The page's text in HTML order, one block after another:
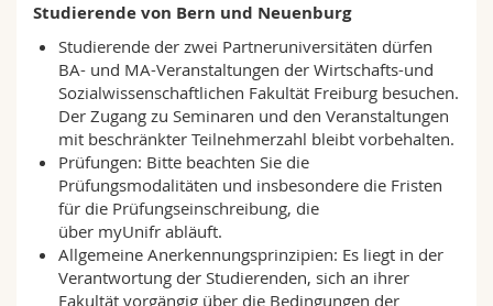
Finanzwirtschaftslehre zur
Anrechenbarkeit für 2023/2024
Data&Eco und Master in
Volkswirtschaftslehre für 2023/2024
2022/2023
Management, Rechnungslegung, des
Controllings und der
Finanzwirtschaftslehre zur
Anrechenbarkeit für 2022/2023
Data&Eco und Master in
Volkswirtschaftslehre für 2022/2023
Studierende von Bern und Neuenburg
Studierende der zwei Partneruniversitäten dürfen
BA- und MA-Veranstaltungen der Wirtschafts-und
Sozialwissenschaftlichen Fakultät Freiburg besuchen.
Der Zugang zu Seminaren und den Veranstaltungen
mit beschränkter Teilnehmerzahl bleibt vorbehalten.
Prüfungen: Bitte beachten Sie die
Prüfungsmodalitäten und insbesondere die Fristen
für die Prüfungseinschreibung, die
über myUnifrabläuft.
Allgemeine Anerkennungsprinzipien: Es liegt in der
Verantwortung der Studierenden, sich an ihrer
Fakultät vorgängig über die Bedingungen der